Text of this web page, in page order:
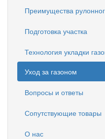
Преимущества
Подготовка участка
Технология укладки
Уход за газоном
Вопросы и ответы
Сопутствующие товары
О нас